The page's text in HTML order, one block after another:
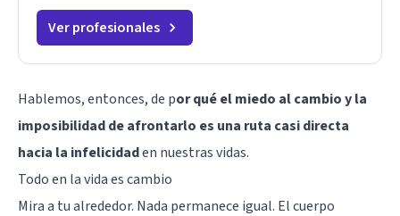
Ver profesionales
Hablemos, entonces, de por qué el miedo al cambio y la
imposibilidad de afrontarlo es una ruta casi directa
hacia la infelicidaden nuestras vidas.
Todo en la vida es cambio
Mira a tu alrededor. Nada permanece igual. El cuerpo